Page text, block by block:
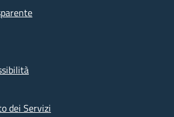
dei Servizi